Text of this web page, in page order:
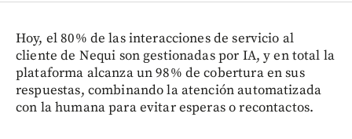
Hoy, el 80% de las interacciones de servicio al
cliente de Nequi son gestionadas por IA, y en total la
plataforma alcanza un 98% de cobertura en sus
respuestas, combinando la atención automatizada
con la humana para evitar esperas o recontactos.